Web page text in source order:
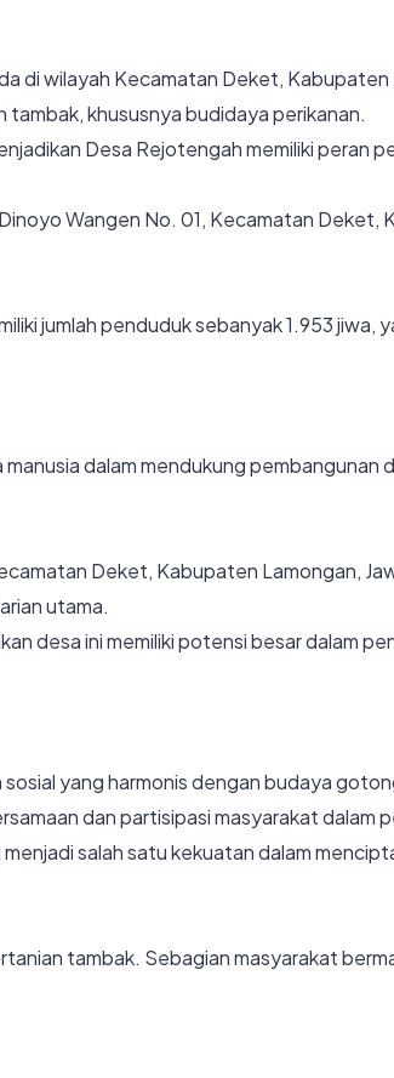
di wilayah Kecamatan Deket,
khususnya budidaya perikanan.
Desa Rejotengah memiliki peran
Wangen No. 01, Kecamatan Deket,
jumlah penduduk sebanyak 1.953 jiwa,
dalam mendukung
Deket, Kabupaten Lamongan,
utama.
desa ini memiliki potensi besar dalam
yang harmonis dengan budaya
dan partisipasi masyarakat dalam
salah satu kekuatan dalam
tambak. Sebagian masyarakat